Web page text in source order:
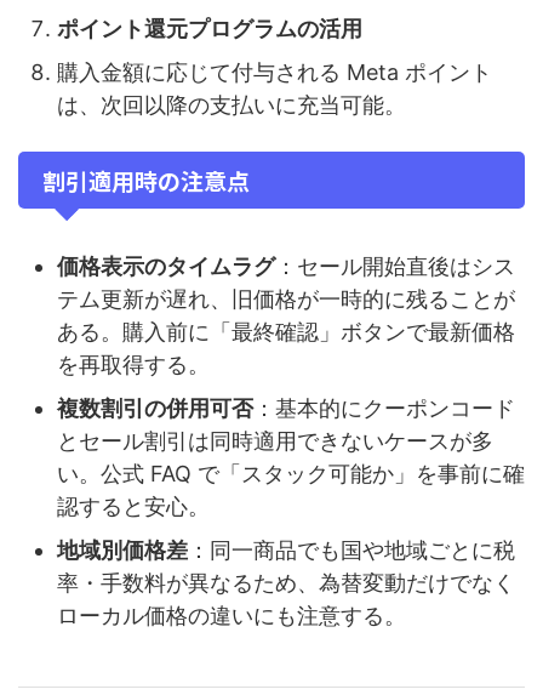
ポイント還元プログラムの活用
購入金額に応じて付与される Meta ポイント
は、次回以降の支払いに充当可能。
割引適用時の注意点
価格表示のタイムラグ：セール開始直後はシス
テム更新が遅れ、旧価格が一時的に残ることが
ある。購入前に「最終確認」ボタンで最新価格
を再取得する。
複数割引の併用可否：基本的にクーポンコード
とセール割引は同時適用できないケースが多
い。公式 FAQ で「スタック可能か」を事前に確
認すると安心。
地域別価格差 ：同一商品でも国や地域ごとに税
率・手数料が異なるため、為替変動だけでなく
ローカル価格の違いにも注意する。